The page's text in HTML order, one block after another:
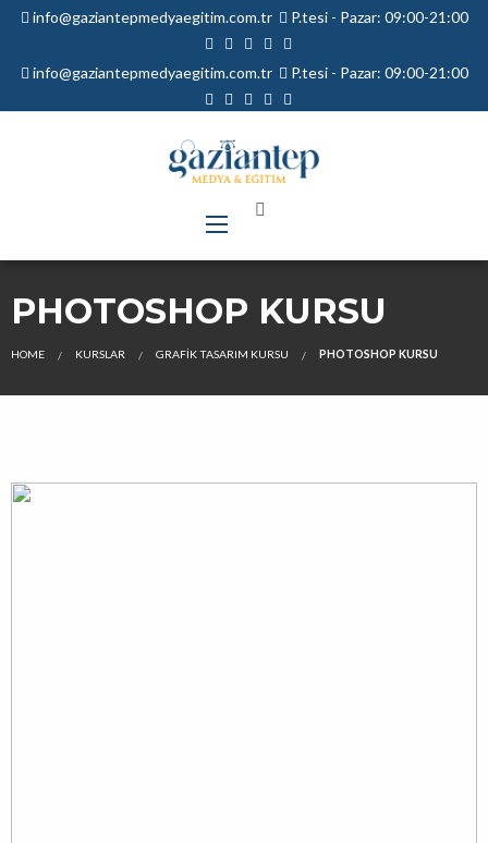
info@gaziantepmedyaegitim.com.tr P.tesi - Pazar: 09:00-21:00
info@gaziantepmedyaegitim.com.tr P.tesi - Pazar: 09:00-21:00
PHOTOSHOP KURSU
HOME KURSLAR GRAFIK TASARIM KURSU PHOTOSHOP KURSU